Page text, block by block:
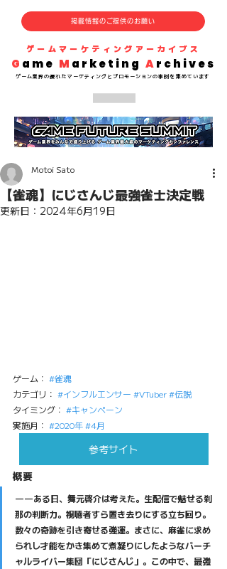
G ame M arketing Archives
​ゲーム業界の優れた マーケティングとプロモーションの事例を集めています
掲載情報のご提供のお願い
​ゲームマーケティングアーカイブス
【雀魂】にじさんじ最強雀士決定戦
Motoi Sato
更新日： 2024年6月19日
ゲーム： #雀魂
カテゴリ： #インフルエンサー #VTuber#伝説
タイミング： #キャンペーン
実施月： #2020年#4月
参考サイト
概要
――ある日、舞元啓介は考えた。生配信で魅せる刹
那の判断力。視聴者すら置き去りにする立ち回り。
数々の奇跡を引き寄せる強運。まさに、麻雀に求め
られし才能をかき集めて煮凝りにしたようなバーチ
ャルライバー集団「にじさんじ」。この中で、最強